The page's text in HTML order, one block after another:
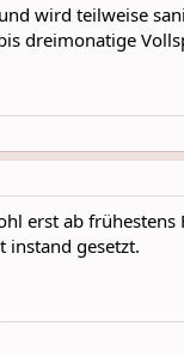
wird teilweise
dreimonatige
erst ab
instand gesetzt.